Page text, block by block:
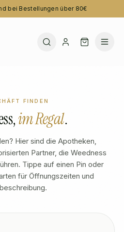
bei Bestellungen über 80€
FINDEN
im Regal.
Hier sind die Apotheken,
Partner, die Weedness
Tippe auf einen Pin oder
für Öffnungszeiten und